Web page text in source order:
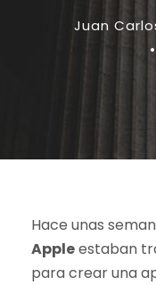
Juan
•
Hace unas
Appleestaban
para crear una